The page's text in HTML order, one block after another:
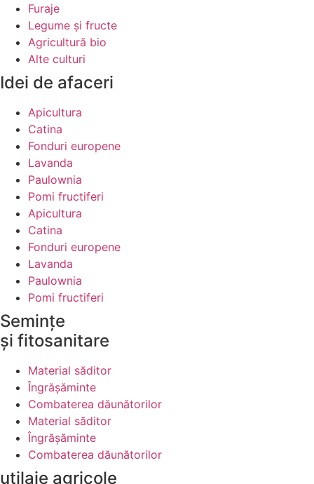
Furaje
Legume şi fructe
Agricultură bio
Alte culturi
Idei de afaceri
Apicultura
Catina
Fonduri europene
Lavanda
Paulownia
Pomi fructiferi
Apicultura
Catina
Fonduri europene
Lavanda
Paulownia
Pomi fructiferi
Semințe
și fitosanitare
Material săditor
Îngrășăminte
Combaterea dăunătorilor
Material săditor
Îngrășăminte
Combaterea dăunătorilor
utilaje agricole